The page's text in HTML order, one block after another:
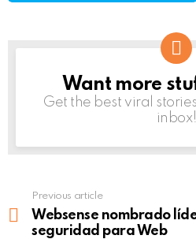
NEWSLETTER
Want more
Get the best viral
inbox!
more
Previous article
Websense nombrado
seguridad para Web